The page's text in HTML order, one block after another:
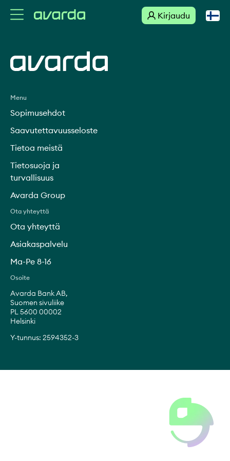
Kirjaudu
Menu
Sopimusehdot
Saavutettavuusseloste
Tietoa meistä
Tietosuoja ja
turvallisuus
Avarda Group
Ota yhteyttä
Ota yhteyttä
Asiakaspalvelu
Ma-Pe 8-16
Osoite
Avarda Bank AB,
Suomen sivuliike
PL 5600 00002
Helsinki
Y-tunnus: 2594352-3